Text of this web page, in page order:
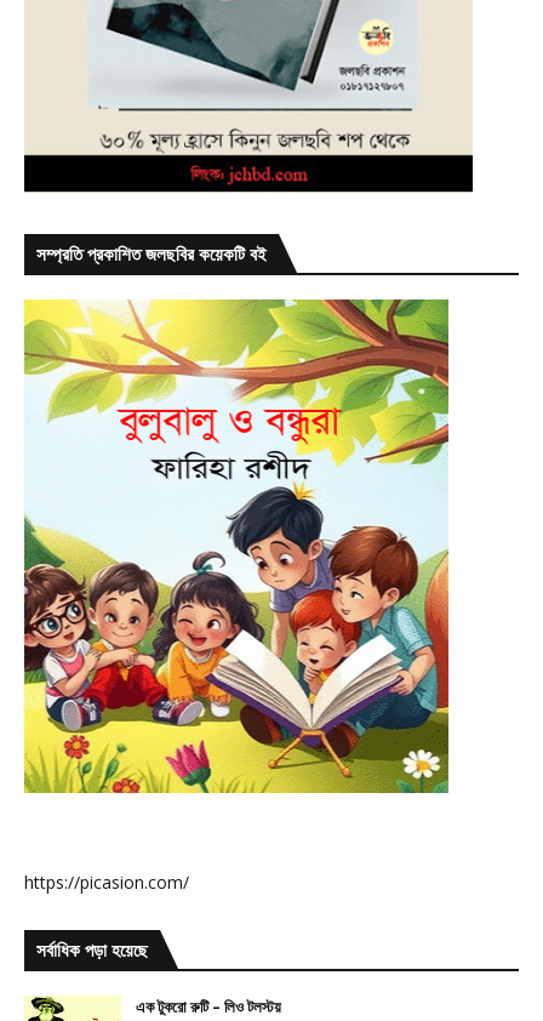
সম্প্রতি প্রকাশিত জলছবির কয়েকটি বই
https://picasion.com/
সর্বাধিক পড়া হয়েছে
এক টুকরো রুটি – লিও টলস্টয়